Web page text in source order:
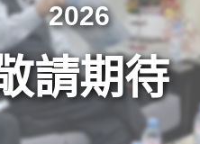
2026
請期待